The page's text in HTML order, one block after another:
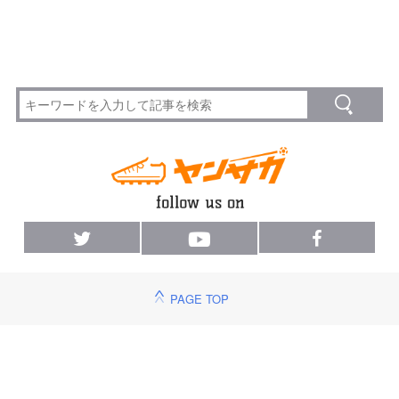
PAGE TOP